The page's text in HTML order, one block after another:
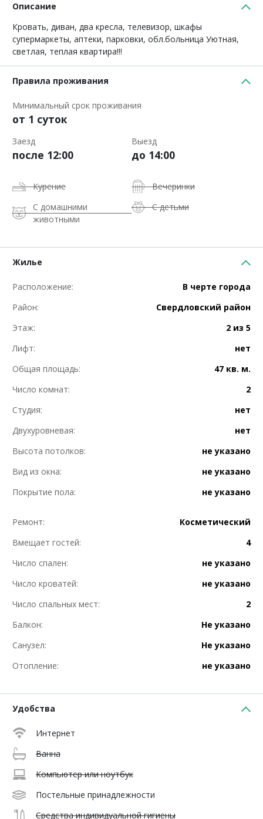
Описание
Кровать, диван, два кресла, телевизор, шкафы
супермаркеты, аптеки, парковки, обл.больница Уютная,
светлая, теплая квартира!!!
Правила проживания
Минимальный срок проживания
от 1 суток
Заезд
после 12:00
Выезд
до 14:00
Курение
Вечеринки
С домашними
животными
С детьми
Жилье
Расположение:
В черте города
Район:
Свердловский район
Этаж:
2 из 5
Лифт:
нет
Общая площадь:
47 кв. м.
Число комнат:
2
Студия:
нет
Двухуровневая:
нет
Высота потолков:
не указано
Вид из окна:
не указано
Покрытие пола:
не указано
Ремонт:
Косметический
Вмещает гостей:
4
Число спален:
не указано
Число кроватей:
не указано
Число спальных мест:
2
Балкон:
Не указано
Санузел:
Не указано
Отопление:
не указано
Удобства
Интернет
Ванна
Компьютер или ноутбук
Постельные принадлежности
Средства индивидуальной гигиены